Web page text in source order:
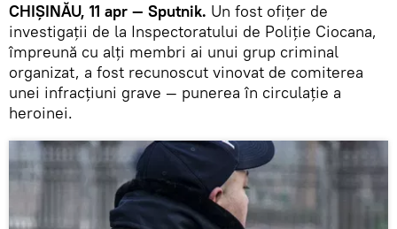
CHIȘINĂU, 11 apr — Sputnik. Un fost ofițer de
investigații de la Inspectoratului de Poliție Ciocana,
împreună cu alți membri ai unui grup criminal
organizat, a fost recunoscut vinovat de comiterea
unei infracțiuni grave — punerea în circulație a
heroinei.